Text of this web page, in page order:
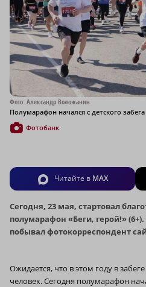
Фото: Александр Воложанин
Полумарафон начался с детского
Фотобанк
Читайте в MAX
Сегодня, 23 мая, стартовал
полумарафон «Беги, герой!»
побывал фотокорреспондент
Ожидается, что в этом году в
человек. Сегодня полумарафон